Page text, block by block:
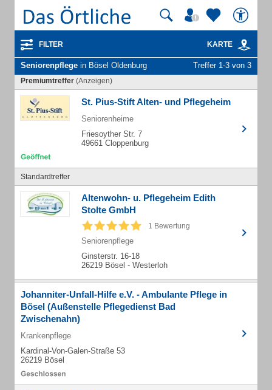
FILTER KARTE
Seniorenpflege in Bösel Oldenburg Treffer 1-3 von 3
Premiumtreffer (Anzeigen)
St. Pius-Stift Alten- und Pflegeheim
Seniorenheime
Friesoyther Str. 7
49661 Cloppenburg
Standardtreffer
Altenwohn- u. Pflegeheim Edith
Stolte GmbH
1 Bewertung
Seniorenpflege
Ginsterstr. 16-18
26219 Bösel - Westerloh
Johanniter-Unfall-Hilfe e.V. - Ambulante Pflege in
Bösel (Außenstelle Pflegedienst Bad
Zwischenahn)
Krankenpflege
Kardinal-Von-Galen-Straße 53
26219 Bösel